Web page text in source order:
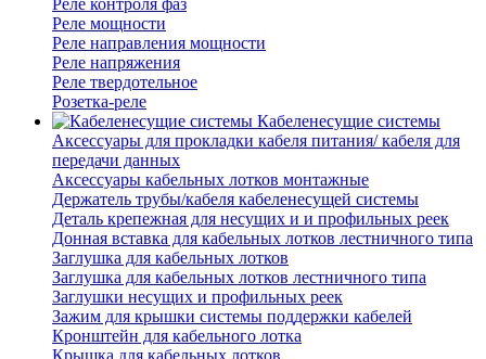
Реле контроля фаз
Реле мощности
Реле направления мощности
Реле напряжения
Реле твердотельное
Розетка-реле
Кабеленесущие системы
Аксессуары для прокладки кабеля питания/ кабеля для
передачи данных
Аксессуары кабельных лотков монтажные
Держатель трубы/кабеля кабеленесущей системы
Деталь крепежная для несущих и и профильных реек
Донная вставка для кабельных лотков лестничного типа
Заглушка для кабельных лотков
Заглушка для кабельных лотков лестничного типа
Заглушки несущих и профильных реек
Зажим для крышки системы поддержки кабелей
Кронштейн для кабельного лотка
Крышка для кабельных лотков